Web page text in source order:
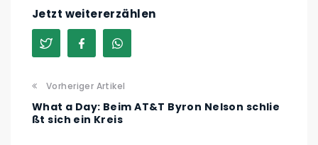
Jetzt weitererzählen
Vorheriger Artikel
What a Day: Beim AT&T Byron Nelson schlie
ßt sich ein Kreis